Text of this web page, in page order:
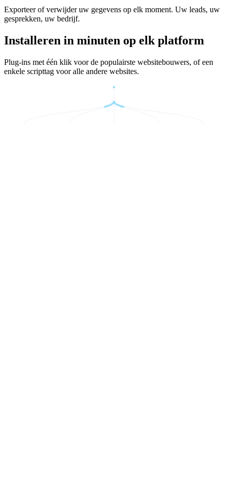
Exporteer of verwijder uw gegevens op elk moment. Uw leads, uw
gesprekken, uw bedrijf.
Installeren in minuten op elk platform
Plug-ins met één klik voor de populairste websitebouwers, of een
enkele scripttag voor alle andere websites.